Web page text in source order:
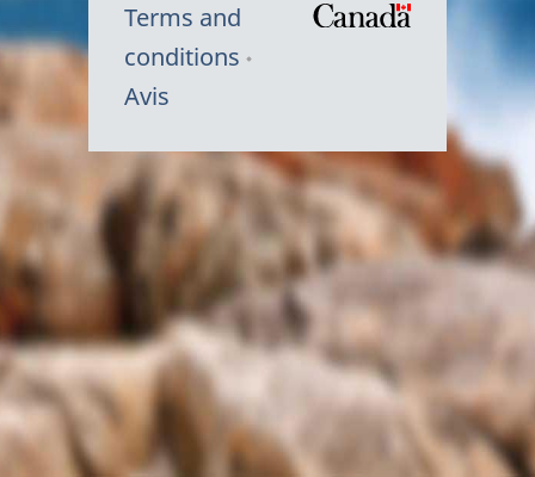
Terms and
conditions
Avis
Symbole
du
Canada